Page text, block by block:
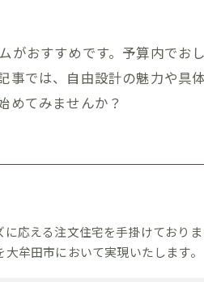
おすすめです。予算内でお
では、自由設計の魅力や具
めてみませんか？
応える注文住宅を手掛けており
牟田市において実現いたします。